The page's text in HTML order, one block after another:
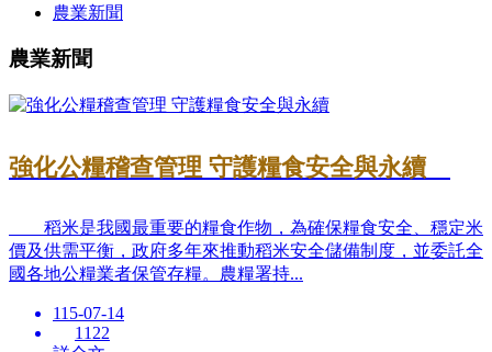
農業新聞
農業新聞
強化公糧稽查管理 守護糧食安全與永續
稻米是我國最重要的糧食作物，為確保糧食安全、穩定米
價及供需平衡，政府多年來推動稻米安全儲備制度，並委託全
國各地公糧業者保管存糧。農糧署持...
115-07-14
1122